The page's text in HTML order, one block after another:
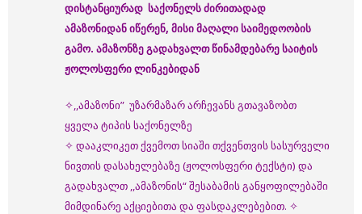
დისტანციურად საქონელს ძირითადად
ამაზონიდან იწერენ, მისი მაღალი საიმედოობის
გამო. ამაზონზე გადახვალთ წინამდებარე საიტის
ჟოლოსფერი ლინკებიდან
✧,,ამაზონი” უზარმაზარ არჩევანს გთავაზობთ
ყველა ტიპის საქონელზე
✧ დააკლიკეთ ქვემოთ სიაში თქვენთვის სასურველი
ნივთის დასახელებაზე (ჟოლოსფერი ტექსტი) და
გადახვალთ ,,ამაზონის“ შესაბამის განყოფილებაში
მიმდინარე აქციებითა და ფასდაკლებებით. ✧